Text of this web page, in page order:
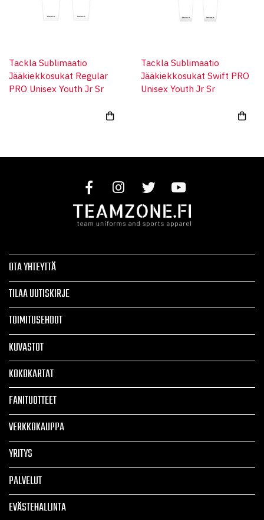
Tackla Sublimaatio
Jääkiekkosukat Regular
PRO Unisex Youth Jr Sr
Tackla Sublimaatio
Jääkiekkosukat Swift PRO
Unisex Youth Jr Sr
OTA YHTEYTTÄ
TILAA UUTISKIRJE
TOIMITUSEHDOT
KUVASTOT
KOKOKARTAT
FANITUOTTEET
VERKKOKAUPPA
YRITYS
PALVELUT
EVÄSTEHALLINTA